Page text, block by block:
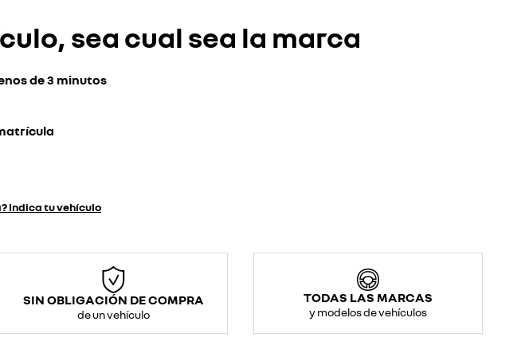
sea cual sea la marca
de 3 minutos
Indica tu vehículo
SIN OBLIGACIÓN DE COMPRA
de un vehículo
TODAS LAS MARCAS
y modelos de vehículos